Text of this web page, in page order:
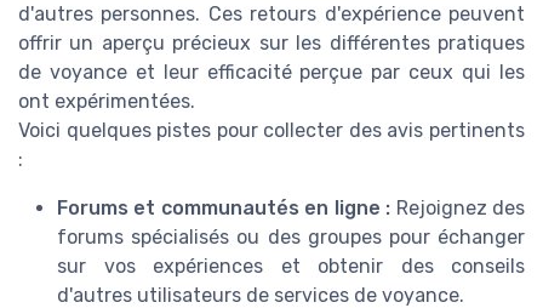
d'autres personnes. Ces retours d'expérience peuvent
offrir un aperçu précieux sur les différentes pratiques
de voyance et leur efficacité perçue par ceux qui les
ont expérimentées.
Voici quelques pistes pour collecter des avis pertinents
:
Forums et communautés en ligne : Rejoignez des
forums spécialisés ou des groupes pour échanger
sur vos expériences et obtenir des conseils
d'autres utilisateurs de services de voyance.